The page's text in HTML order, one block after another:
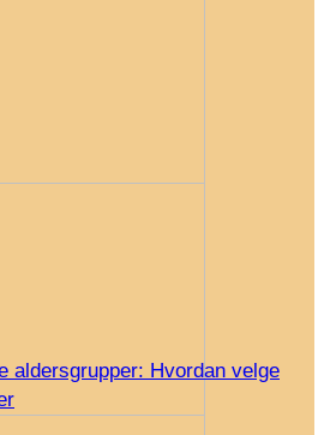
aldersgrupper: Hvordan velge